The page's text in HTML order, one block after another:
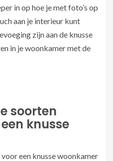
in op hoe je met foto’s op
aan je interieur kunt
zijn aan de knusse
in je woonkamer met de
soorten
knusse
een knusse woonkamer